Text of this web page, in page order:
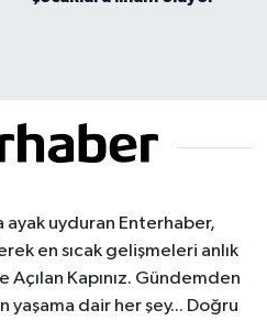
ayak uyduran Enterhaber,
en sıcak gelişmeleri anlık
Kapınız. Gündemden
dair her şey... Doğru